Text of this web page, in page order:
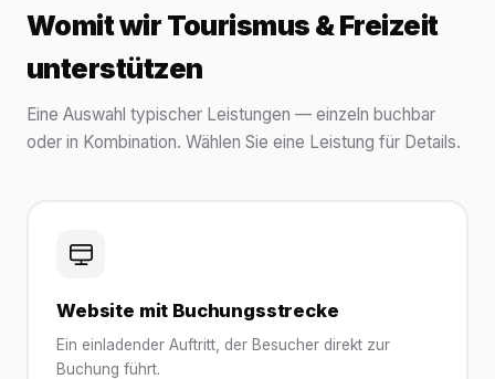
Womit wir Tourismus & Freizeit
unterstützen
Eine Auswahl typischer Leistungen — einzeln buchbar
oder in Kombination. Wählen Sie eine Leistung für Details.
Website mit Buchungsstrecke
Ein einladender Auftritt, der Besucher direkt zur
Buchung führt.